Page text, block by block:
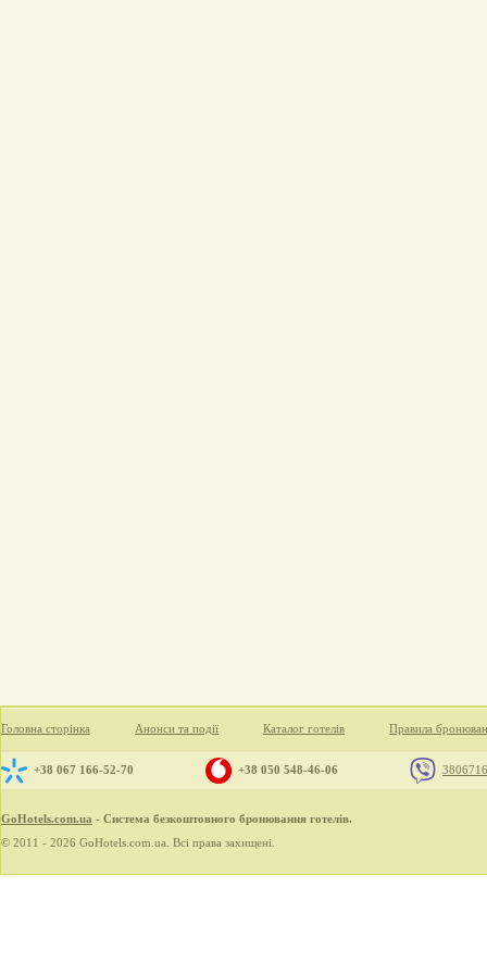
Головна сторінка Анонси та події Каталог готелів Правила
+38 067 166-52-70 +38 050 548-46-06
GoHotels.com.ua - Система безкоштовного бронювання готелів.
© 2011 - 2026 GoHotels.com.ua. Всі права захищені.